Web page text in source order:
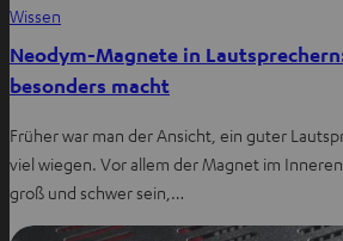
Wissen
Neodym-Magnete in
besonders macht
Früher war man der Ansicht, ein guter
viel wiegen. Vor allem der Magnet im
groß und schwer sein,…